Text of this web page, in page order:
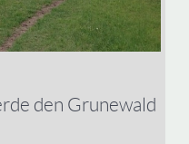
den Grunewald